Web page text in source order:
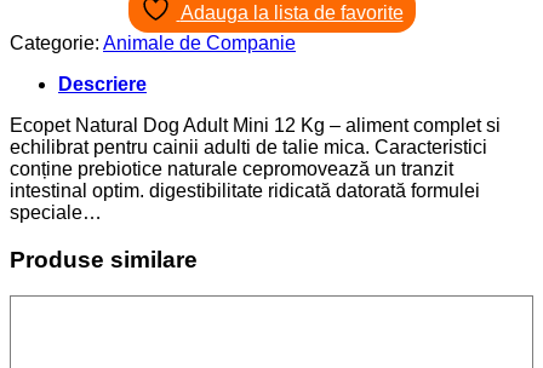
Adauga la lista de favorite
Categorie: Animale de Companie
Descriere
Ecopet Natural Dog Adult Mini 12 Kg – aliment complet si
echilibrat pentru cainii adulti de talie mica. Caracteristici
conține prebiotice naturale cepromovează un tranzit
intestinal optim. digestibilitate ridicată datorată formulei
speciale…
Produse similare